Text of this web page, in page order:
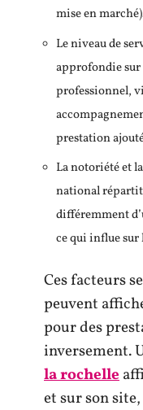
mise en
Le niveau de
approfondie
professionnel,
prestation
La notoriété et
national
différemment
ce qui influe
Ces facteurs
peuvent
pour des
inversement.
la rochelle
et sur son